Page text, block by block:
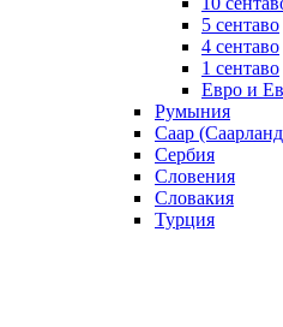
5 сентаво
4 сентаво
1 сентаво
Евро и
Румыния
Саар
Сербия
Словения
Словакия
Турция